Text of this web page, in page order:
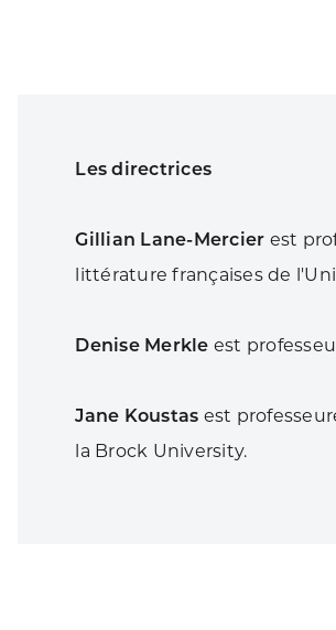
Les directrices
Gillian Lane-Mercier est
littérature françaises de
Denise Merkle est
Jane Koustas est
la Brock University.